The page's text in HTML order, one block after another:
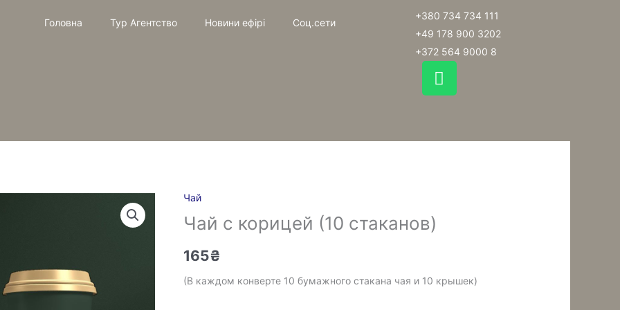
Головна Тур Агентство Новини ефірі Соц.сети
+380 734 734 111
+49 178 900 3202
+372 564 9000 8
W
h
s
Чай
Чай с корицей (10 стаканов)
165₴
(В каждом конверте 10 бумажного стакана чая и 10 крышек)
Количество
товара
с